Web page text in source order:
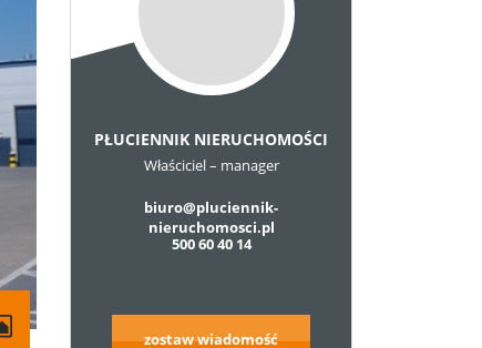
PŁUCIENNIK NIERUCHOMOŚCI
Właściciel – manager
biuro@pluciennik-
nieruchomosci.pl
500 60 40 14
zostaw wiadomość